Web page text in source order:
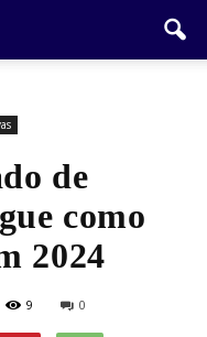
de
como
2024
9 0